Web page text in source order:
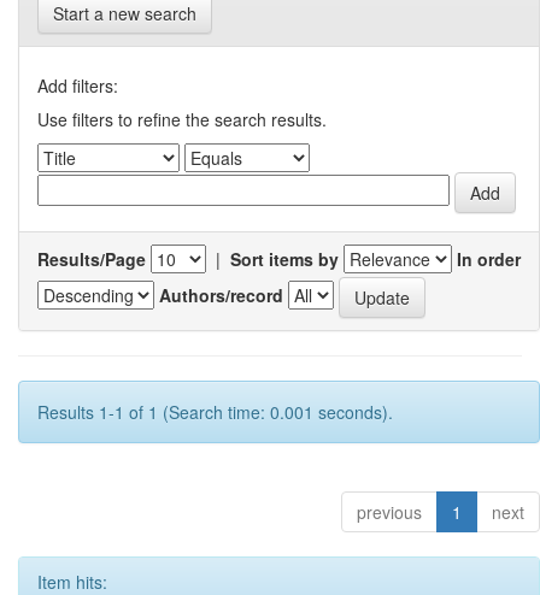
Start a new search
Add filters:
Use filters to refine the search results.
Results/Page | Sort items by
In order
Authors/record
Results 1-1 of 1 (Search time: 0.001 seconds).
previous 1 next
Item hits: